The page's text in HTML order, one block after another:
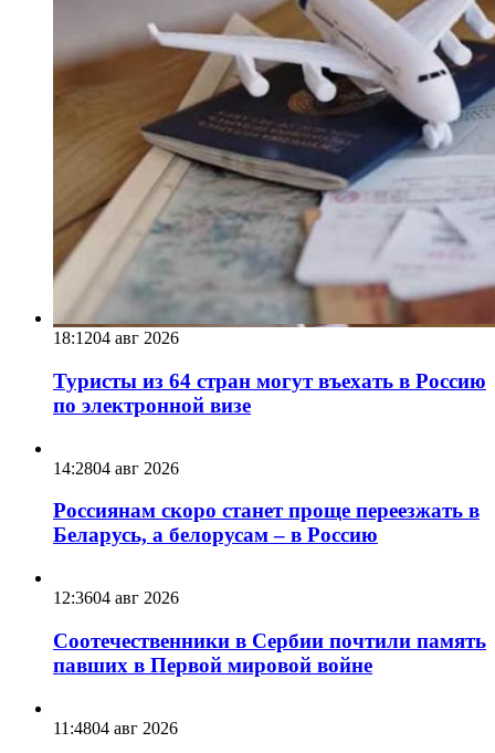
18:1204 авг 2026
Туристы из 64 стран могут въехать в Россию
по электронной визе
14:2804 авг 2026
Россиянам скоро станет проще переезжать в
Беларусь, а белорусам – в Россию
12:3604 авг 2026
Соотечественники в Сербии почтили память
павших в Первой мировой войне
11:4804 авг 2026